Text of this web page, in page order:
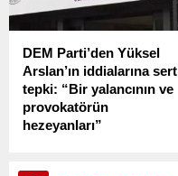
olaylara ilişkin hazırlanan
Mahkemesi tarafından
kabul edildi.
DEM Parti’den Yüksel
Arslan’ın iddialarına sert
tepki: “Bir yalancının ve
provokatörün
hezeyanları”